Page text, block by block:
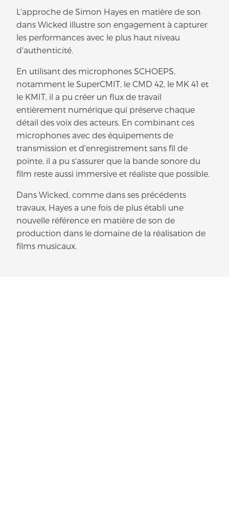
L'approche de Simon Hayes en matière de son
dans Wicked illustre son engagement à capturer
les performances avec le plus haut niveau
d'authenticité.
En utilisant des microphones SCHOEPS,
notamment le SuperCMIT, le CMD 42, le MK 41 et
le KMIT, il a pu créer un flux de travail
entièrement numérique qui préserve chaque
détail des voix des acteurs. En combinant ces
microphones avec des équipements de
transmission et d'enregistrement sans fil de
pointe, il a pu s'assurer que la bande sonore du
film reste aussi immersive et réaliste que possible.
Dans Wicked, comme dans ses précédents
travaux, Hayes a une fois de plus établi une
nouvelle référence en matière de son de
production dans le domaine de la réalisation de
films musicaux.